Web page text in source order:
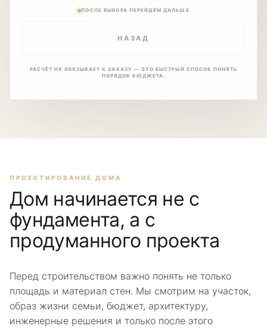
НАЗАД
ПОСЛЕ ВЫБОРА ПЕРЕЙДЁМ ДАЛЬШЕ
РАСЧЁТ НЕ ОБЯЗЫВАЕТ К ЗАКАЗУ — ЭТО БЫСТРЫЙ СПОСОБ ПОНЯТЬ
ПОРЯДОК БЮДЖЕТА.
ПРОЕКТИРОВАНИЕ ДОМА
Дом начинается не с
фундамента, а с
продуманного проекта
Перед строительством важно понять не только
площадь и материал стен. Мы смотрим на участок,
образ жизни семьи, бюджет, архитектуру,
инженерные решения и только после этого